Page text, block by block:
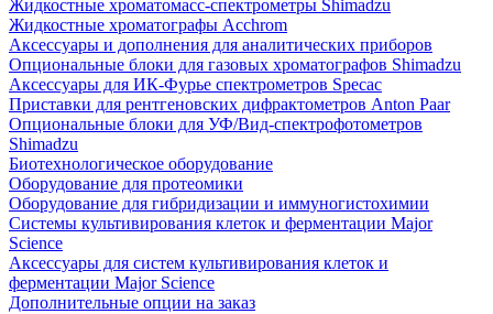
Жидкостные хроматомасс-спектрометры Shimadzu
Жидкостные хроматографы Acchrom
Аксессуары и дополнения для аналитических приборов
Опциональные блоки для газовых хроматографов Shimadzu
Аксессуары для ИК-Фурье спектрометров Specac
Приставки для рентгеновских дифрактометров Anton Paar
Опциональные блоки для УФ/Вид-спектрофотометров
Shimadzu
Биотехнологическое оборудование
Оборудование для протеомики
Оборудование для гибридизации и иммуногистохимии
Системы культивирования клеток и ферментации Major
Science
Аксессуары для систем культивирования клеток и
ферментации Major Science
Дополнительные опции на заказ